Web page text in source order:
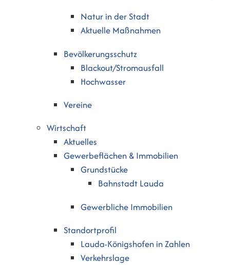
Natur in der Stadt
Aktuelle Maßnahmen
Bevölkerungsschutz
Blackout/Stromausfall
Hochwasser
Vereine
Wirtschaft
Aktuelles
Gewerbeflächen & Immobilien
Grundstücke
Bahnstadt Lauda
Gewerbliche Immobilien
Standortprofil
Lauda-Königshofen in Zahlen
Verkehrslage